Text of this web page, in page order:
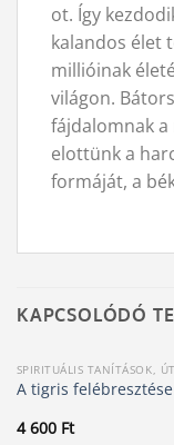
ot. Így
kalandos élet
millióinak
világon.
fájdalomnak a
elottünk a
formáját, a
KAPCSOLÓDÓ
A tigris felébresztése
4 600 Ft